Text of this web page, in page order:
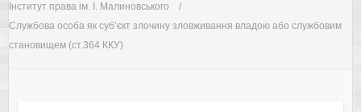
Інститут права ім. І. Малиновського
Службова особа як суб’єкт злочину зловживання владою або службовим
становищем (ст.364 ККУ)